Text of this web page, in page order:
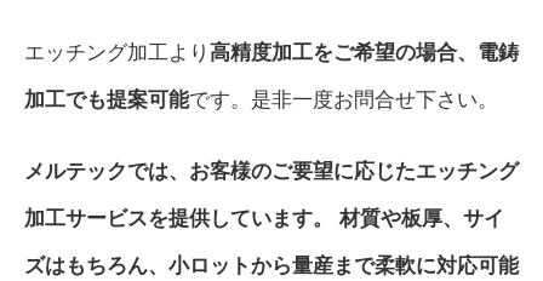
エッチング加工より 高精度加工をご希望の場合、電鋳
加工でも提案可能です。是非一度お問合せ下さい。
メルテックでは、お客様のご要望に応じたエッチング
加工サービスを提供しています。 材質や板厚、サイ
ズはもちろん、小ロットから量産まで柔軟に対応可能